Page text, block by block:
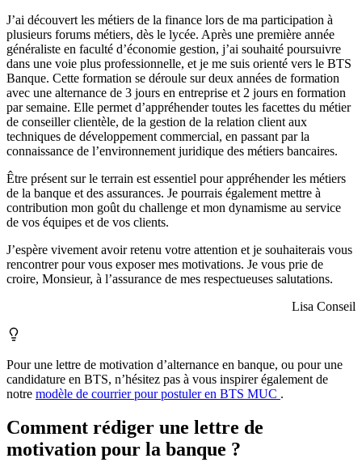
J’ai découvert les métiers de la finance lors de ma participation à
plusieurs forums métiers, dès le lycée. Après une première année
généraliste en faculté d’économie gestion, j’ai souhaité poursuivre
dans une voie plus professionnelle, et je me suis orienté vers le BTS
Banque. Cette formation se déroule sur deux années de formation
avec une alternance de 3 jours en entreprise et 2 jours en formation
par semaine. Elle permet d’appréhender toutes les facettes du métier
de conseiller clientèle, de la gestion de la relation client aux
techniques de développement commercial, en passant par la
connaissance de l’environnement juridique des métiers bancaires.
Être présent sur le terrain est essentiel pour appréhender les métiers
de la banque et des assurances. Je pourrais également mettre à
contribution mon goût du challenge et mon dynamisme au service
de vos équipes et de vos clients.
J’espère vivement avoir retenu votre attention et je souhaiterais vous
rencontrer pour vous exposer mes motivations. Je vous prie de
croire, Monsieur, à l’assurance de mes respectueuses salutations.
Lisa Conseil
Pour une lettre de motivation d’alternance en banque, ou pour une
candidature en BTS, n’hésitez pas à vous inspirer également de
notre modèle de courrier pour postuler en BTS MUC .
Comment rédiger une lettre de
motivation pour la banque ?